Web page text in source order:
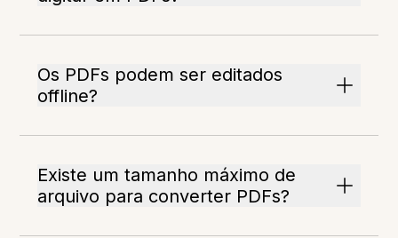
Os PDFs podem ser editados
offline?
Existe um tamanho máximo de
arquivo para converter PDFs?